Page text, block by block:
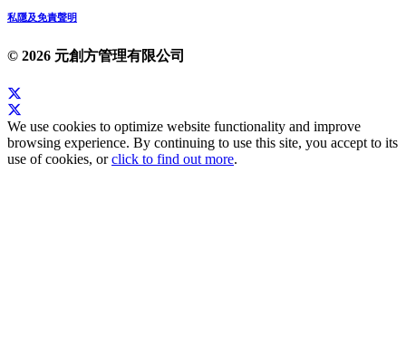
私隱及免責聲明
© 2026 元創方管理有限公司
We use cookies to optimize website functionality and improve
browsing experience. By continuing to use this site, you accept to its
use of cookies, orclick to find out more.